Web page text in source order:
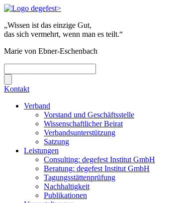
„Wissen ist das einzige Gut,
das sich vermehrt, wenn man es teilt.“
Marie von Ebner-Eschenbach
Kontakt
Verband
Vorstand und Geschäftsstelle
Wissenschaftlicher Beirat
Verbandsunterstützung
Satzung
Leistungen
Consulting: degefest Institut GmbH
Beratung: degefest Institut GmbH
Tagungsstättenprüfung
Nachhaltigkeit
Publikationen